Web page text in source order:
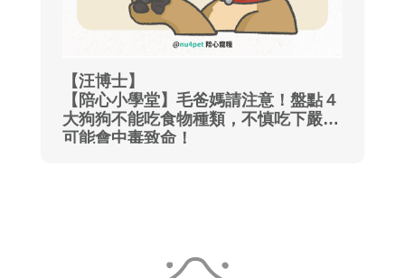
【汪博士】
【陪心小學堂】毛爸媽請注意！盤點４
大狗狗不能吃食物種類，不慎吃下嚴重
可能會中毒致命！